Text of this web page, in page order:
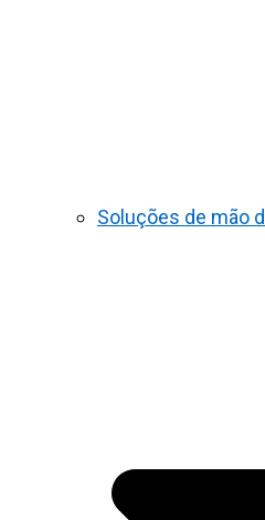
Soluções de mão